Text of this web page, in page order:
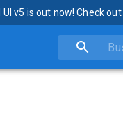
v5 is out now! Check